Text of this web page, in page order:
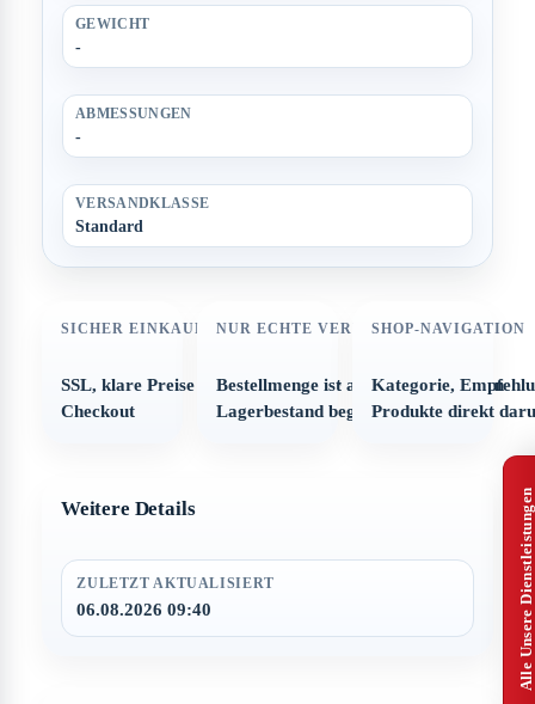
GEWICHT
-
ABMESSUNGEN
-
VERSANDKLASSE
Standard
SICHER EINKAUFEN
SSL, klare Preise und strukturierter
Checkout
NUR ECHTE VERFÜGBARKEIT
Bestellmenge ist automatisch auf den
Lagerbestand begrenzt
SHOP-NAVIGATION
Kategorie,
Produkte direkt
Weitere Details
ZULETZT AKTUALISIERT
06.08.2026 09:40 Alle Unsere Dienstleistungen